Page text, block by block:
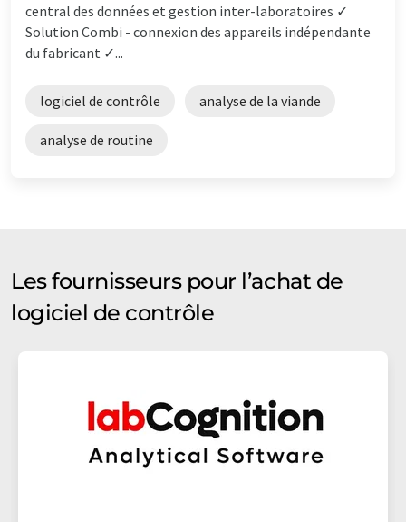
central des données et gestion inter-laboratoires ✓
Solution Combi - connexion des appareils indépendante
du fabricant ✓...
logiciel de contrôle analyse de la viande
analyse de routine
Les fournisseurs pour l’achat de
logiciel de contrôle